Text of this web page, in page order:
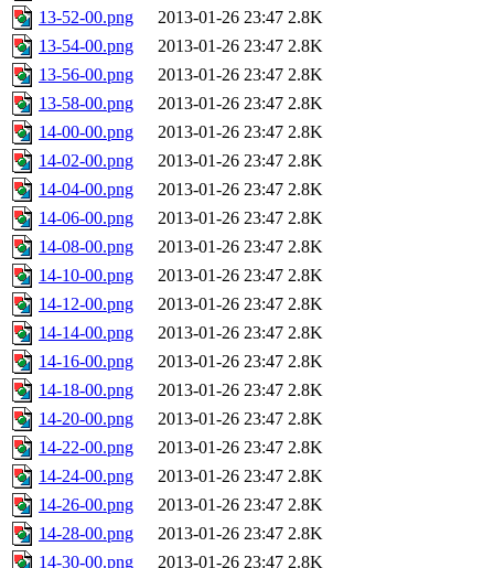
13-52-00.png
2013-01-26 23:47 2.8K
13-54-00.png
2013-01-26 23:47 2.8K
13-56-00.png
2013-01-26 23:47 2.8K
13-58-00.png
2013-01-26 23:47 2.8K
14-00-00.png
2013-01-26 23:47 2.8K
14-02-00.png
2013-01-26 23:47 2.8K
14-04-00.png
2013-01-26 23:47 2.8K
14-06-00.png
2013-01-26 23:47 2.8K
14-08-00.png
2013-01-26 23:47 2.8K
14-10-00.png
2013-01-26 23:47 2.8K
14-12-00.png
2013-01-26 23:47 2.8K
14-14-00.png
2013-01-26 23:47 2.8K
14-16-00.png
2013-01-26 23:47 2.8K
14-18-00.png
2013-01-26 23:47 2.8K
14-20-00.png
2013-01-26 23:47 2.8K
14-22-00.png
2013-01-26 23:47 2.8K
14-24-00.png
2013-01-26 23:47 2.8K
14-26-00.png
2013-01-26 23:47 2.8K
14-28-00.png
2013-01-26 23:47 2.8K
14-30-00.png
2013-01-26 23:47 2.8K